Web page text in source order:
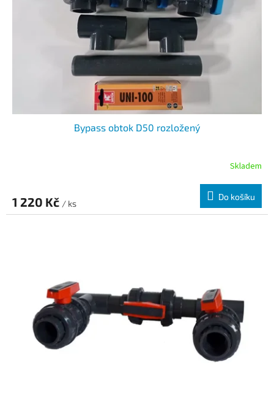
Bypass obtok D50 rozložený
Skladem
1 220 Kč / ks
Do košíku